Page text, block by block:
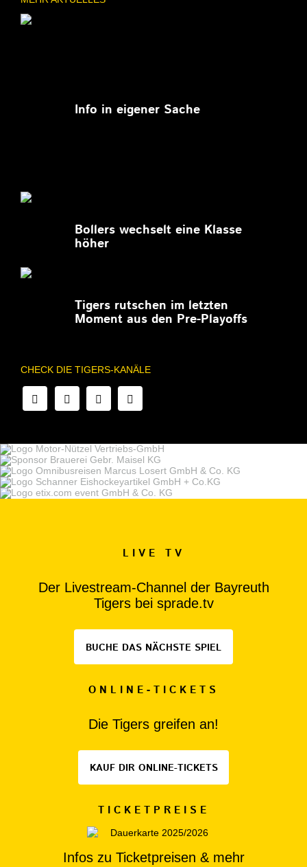
Info in eigener Sache
Bollers wechselt eine Klasse
höher
Tigers rutschen im letzten
Moment aus den Pre-Playoffs
CHECK DIE TIGERS-KANÄLE
LIVE TV
Der Livestream-Channel der Bayreuth
Tigers bei sprade.tv
BUCHE DAS NÄCHSTE SPIEL
ONLINE-TICKETS
Die Tigers greifen an!
KAUF DIR ONLINE-TICKETS
TICKETPREISE
Infos zu Ticketpreisen & mehr